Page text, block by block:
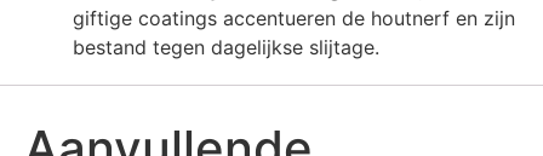
giftige coatings accentueren de houtnerf en zijn
bestand tegen dagelijkse slijtage.